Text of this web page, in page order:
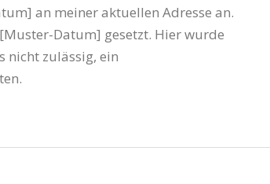
an meiner aktuellen Adresse an.
Datum] gesetzt. Hier wurde
nicht zulässig, ein